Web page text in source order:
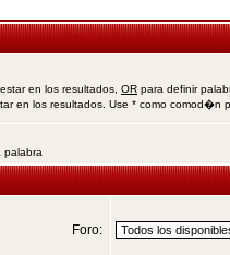
en los resultados, OR para definir
en los resultados. Use * como comod�n
palabra
Foro: